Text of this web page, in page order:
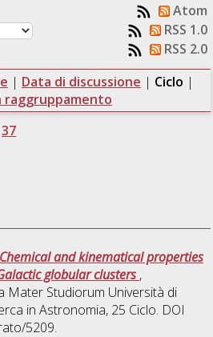
Atom
RSS 1.0
RSS 2.0
| Data di discussione | Ciclo |
raggruppamento
37
Chemical and kinematical properties
globular clusters ,
Mater Studiorum Università di
inAstronomia, 25 Ciclo. DOI
5209.